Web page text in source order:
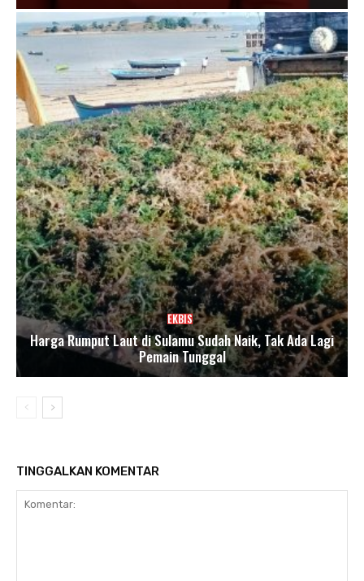
EKBIS
Harga Rumput Laut di Sulamu Sudah Naik, Tak Ada Lagi
Pemain Tunggal
TINGGALKAN KOMENTAR